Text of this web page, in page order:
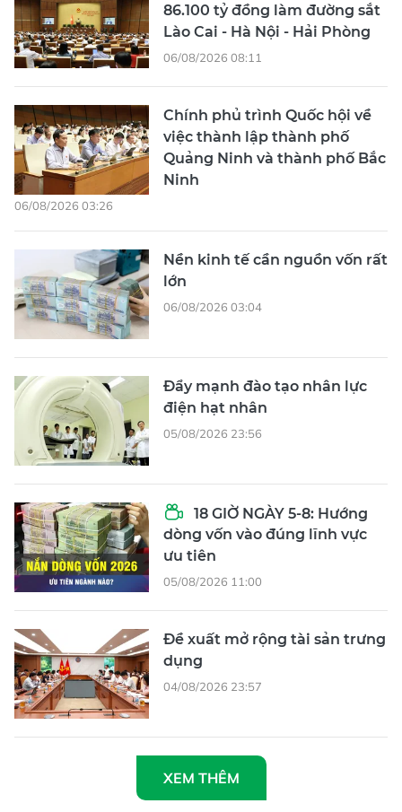
86.100 tỷ đồng làm đường sắt
Lào Cai - Hà Nội - Hải Phòng
06/08/2026 08:11
Chính phủ trình Quốc hội về
việc thành lập thành phố
Quảng Ninh và thành phố Bắc
Ninh
06/08/2026 03:26
Nền kinh tế cần nguồn vốn rất
lớn
06/08/2026 03:04
Đẩy mạnh đào tạo nhân lực
điện hạt nhân
05/08/2026 23:56
18 GIỜ NGÀY 5-8: Hướng
dòng vốn vào đúng lĩnh vực
ưu tiên
05/08/2026 11:00
Đề xuất mở rộng tài sản trưng
dụng
04/08/2026 23:57
XEM THÊM